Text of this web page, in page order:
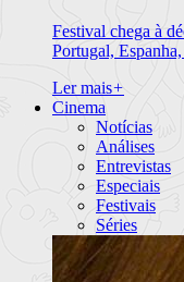
Festival chega à
Portugal,
Ler mais+
Cinema
Notícias
Análises
Entrevistas
Especiais
Festivais
Séries